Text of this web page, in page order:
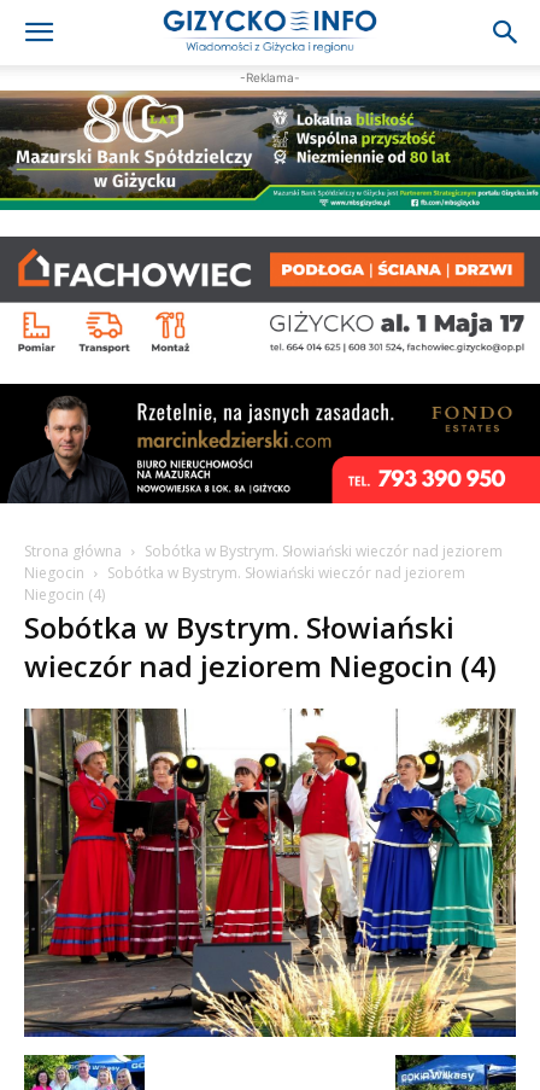
-Reklama-
Strona główna
Sobótka w Bystrym. Słowiański wieczór nad jeziorem
Niegocin
Sobótka w Bystrym. Słowiański wieczór nad jeziorem
Niegocin (4)
Sobótka w Bystrym. Słowiański
wieczór nad jeziorem Niegocin (4)